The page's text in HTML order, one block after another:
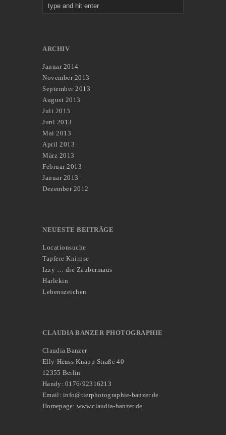
ARCHIV
Januar 2014
November 2013
September 2013
August 2013
Juli 2013
Juni 2013
Mai 2013
April 2013
März 2013
Februar 2013
Januar 2013
Dezember 2012
NEUESTE BEITRÄGE
Locationsuche
Tapfere Knirpse
Izzy … die Zaubermaus
Harlekin
Lebenszeichen
CLAUDIA BANZER PHOTOGRAPHIE
Claudia Banzer
Elly-Heuss-Knapp-Straße 40
12355 Berlin
Handy: 0176/92316213
Email: info@tierphotographie-banzer.de
Homepage: www.claudia-banzer.de